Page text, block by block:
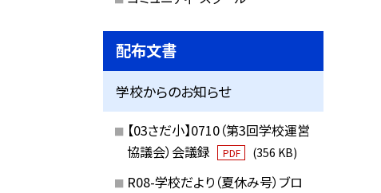
配布文書
学校からのお知らせ
【03さだ小】0710（第3回学校運営
協議会）会議録
PDF (356 KB)
R08-学校だより（夏休み号）ブロ